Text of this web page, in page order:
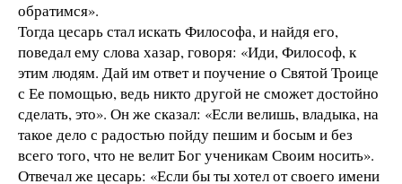
обратимся».
Тогда цесарь стал искать Философа, и найдя его,
поведал ему слова хазар, говоря: «Иди, Философ, к
этим людям. Дай им ответ и поучение о Святой Троице
с Ее помощью, ведь никто другой не сможет достойно
сделать, это». Он же сказал: «Если велишь, владыка, на
такое дело с радостью пойду пешим и босым и без
всего того, что не велит Бог ученикам Своим носить».
Отвечал же цесарь: «Если бы ты хотел от своего имени